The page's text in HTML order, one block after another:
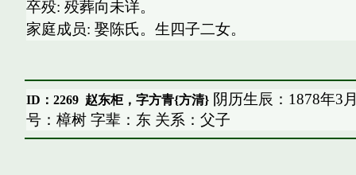
卒殁: 殁葬向未详。
家庭成员: 娶陈氏。生四子二女。
ID：2269 赵东柜，字方青{方清}阴历生辰：1878年3
号：樟树 字辈：东 关系：父子